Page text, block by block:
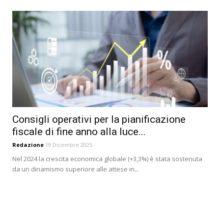
Consigli operativi per la pianificazione
fiscale di fine anno alla luce...
Redazione 19 Dicembre 2025
Nel 2024 la crescita economica globale (+3,3%) è stata sostenuta
da un dinamismo superiore alle attese in...